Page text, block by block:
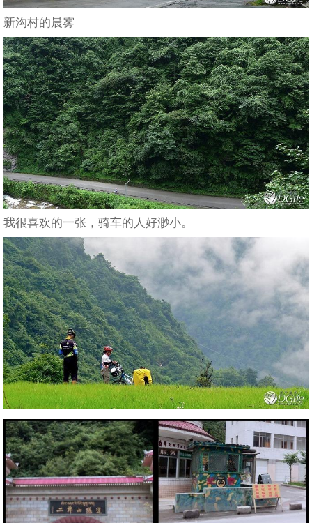
新沟村的晨雾
我很喜欢的一张，骑车的人好渺小。